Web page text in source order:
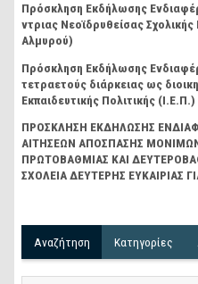
Πρόσκληση Εκδήλωσης
ντριας Νεοϊδρυθείσας
Αλμυρού)
Πρόσκληση Εκδήλωσης
τετραετούς διάρκειας ως
Εκπαιδευτικής Πολιτικής (Ι.Ε.Π.)
ΠΡΟΣΚΛΗΣΗ ΕΚΔΗΛΩΣΗΣ
ΑΙΤΗΣΕΩΝ ΑΠΟΣΠΑΣΗΣ
ΠΡΩΤΟΒΑΘΜΙΑΣ ΚΑΙ
ΣΧΟΛΕΙΑ ΔΕΥΤΕΡΗΣ ΕΥΚΑΙΡΙΑΣ
Αναζήτηση Kατηγορίες